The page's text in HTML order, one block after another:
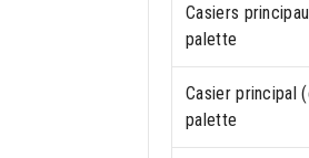
Casiers
palette
Casier principal
palette